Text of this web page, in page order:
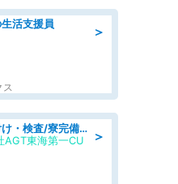
＞
活支援員
ス
＞
半導体製品の加工・組付け・検査/寮完備/日勤/日払い/工場・製造
AGT東海第一CU